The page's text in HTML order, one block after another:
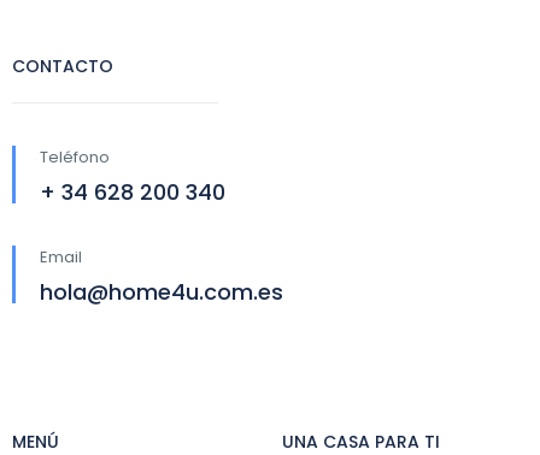
CONTACTO
Teléfono
+ 34 628 200 340
Email
hola@home4u.com.es
MENÚ UNA CASA PARA TI